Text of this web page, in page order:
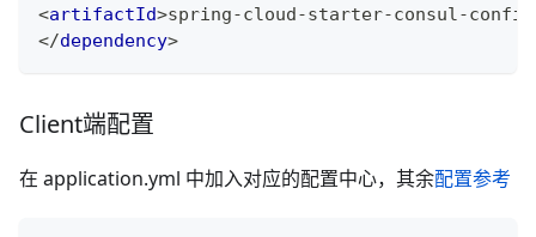
<artifactId>spring-cloud-starter-consul-config
</dependency>
Client端配置
在 application.yml 中加入对应的配置中心，其余配置参考